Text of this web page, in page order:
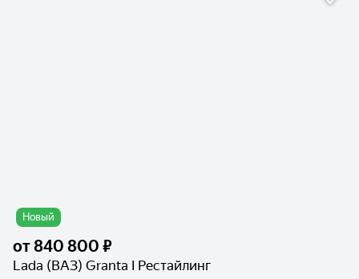
Новый
от840 800 ₽
Lada (ВАЗ) Granta I Рестайлинг